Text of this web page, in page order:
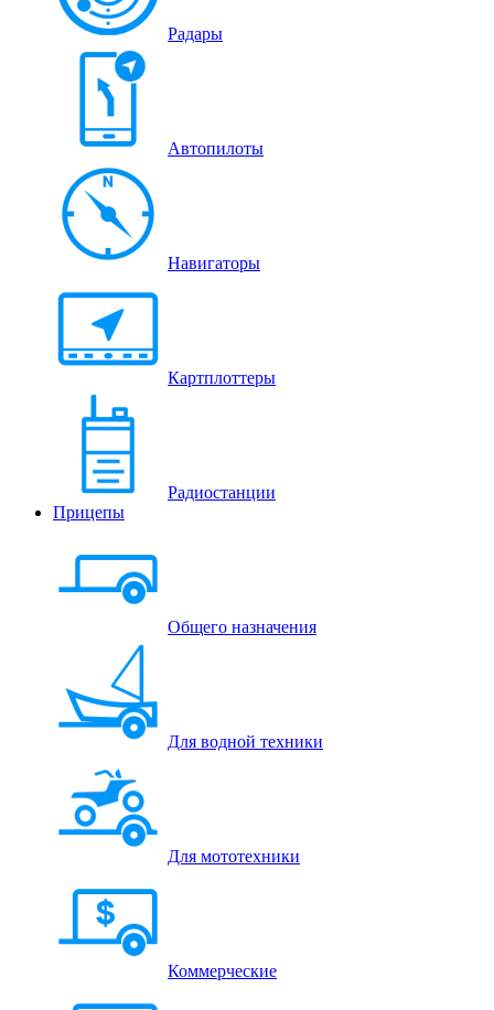
Радары
Автопилоты
Навигаторы
Картплоттеры
Радиостанции
Прицепы
Общего назначения
Для водной техники
Для мототехники
Коммерческие